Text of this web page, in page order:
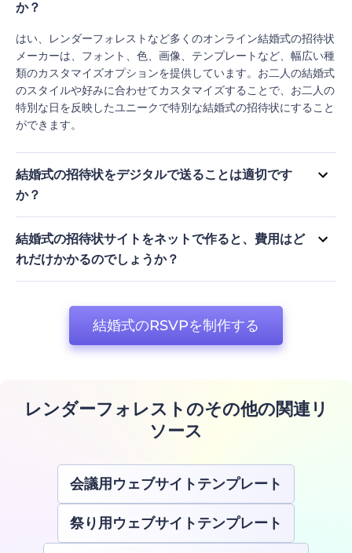
か？
はい、レンダーフォレストなど多くのオンライン結婚式の招待状
メーカーは、フォント、色、画像、テンプレートなど、幅広い種
類のカスタマイズオプションを提供しています。お二人の結婚式
のスタイルや好みに合わせてカスタマイズすることで、お二人の
特別な日を反映したユニークで特別な結婚式の招待状にすること
ができます。
結婚式の招待状をデジタルで送ることは適切です
か？
はい、結婚式の招待状サイトは、カジュアルな結婚式やエコフレ
ンドリーな結婚式にふさわしいとされ、人気が高まっています。
また、招待客の人数が多いカップルや、デスティネーションウェ
ディングを計画している方にもおすすめです。
結婚式の招待状サイトをネットで作ると、費用はど
れだけかかるのでしょうか？
オンラインで結婚式の招待状を作成する費用は、プラットフォー
レストは、結婚式の招待状ウェブサイトのテンプレートとカスタ
マイズオプションを無料で提供しています。しかし、プレミアム
機能には料金がかかります。一般的に、結婚式の招待状をオンラ
結婚式のRSVPを制作する
レンダーフォレストのその他の関連リ
ソース
会議用ウェブサイトテンプレート
祭り用ウェブサイトテンプレート